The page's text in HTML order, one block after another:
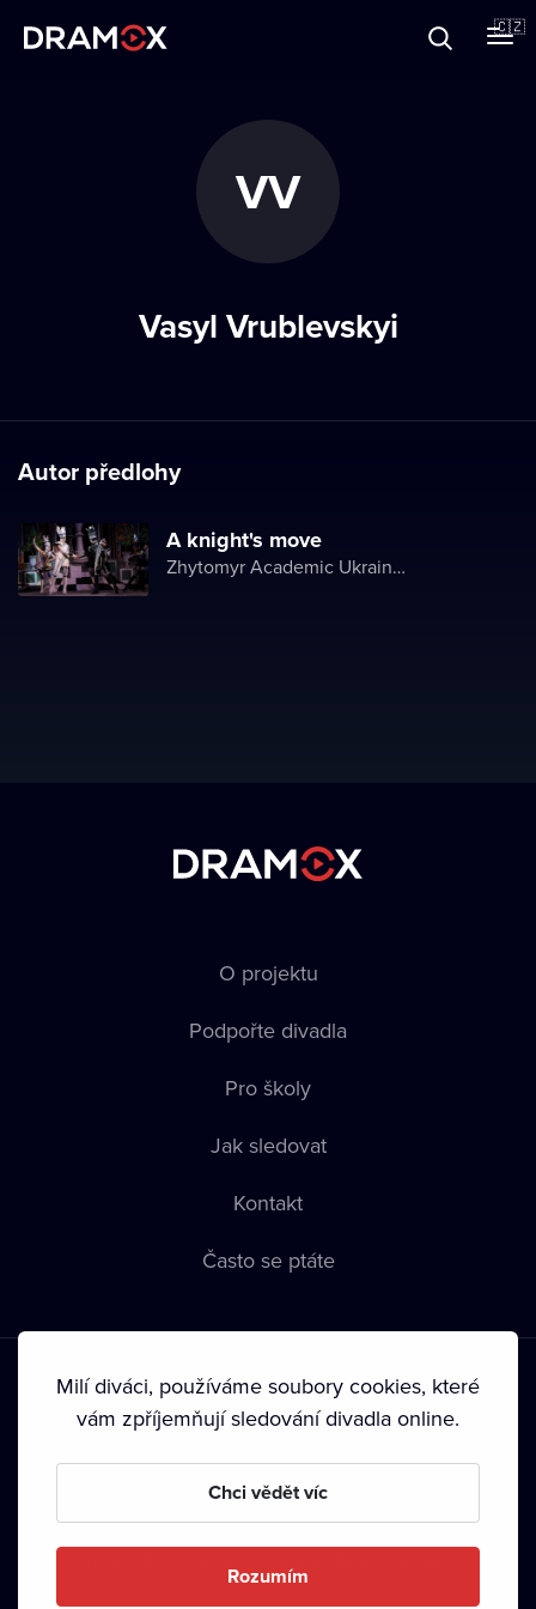
🇨🇿
VV
Vasyl Vrublevskyi
Autor předlohy
A knight's move
Zhytomyr Academic Ukrainian Music and Drama Theater named after I. Kocherga
O projektu
Podpořte divadla
Pro školy
Jak sledovat
Kontakt
Často se ptáte
Podmínky používání • Ochrana soukromí • Zásady používání
• Autorská práva•
Milí diváci, používáme soubory cookies, které
vám zpříjemňují sledování divadla online.
Chci vědět víc
Rozumím